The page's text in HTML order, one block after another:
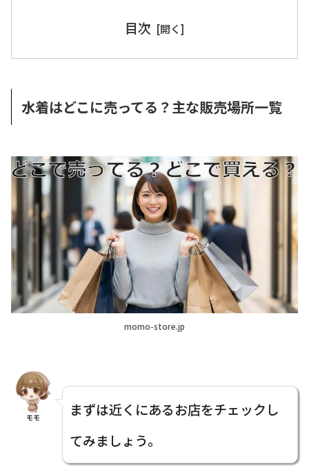
目次
水着はどこに売ってる？主な販売場所一覧
momo-store.jp
モモ
まずは近くにあるお店をチェックし
てみましょう。